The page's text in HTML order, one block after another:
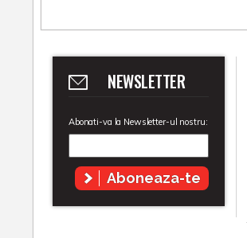
NEWSLETTER
Abonati-va la Newsletter-ul nostru:
Aboneaza-te